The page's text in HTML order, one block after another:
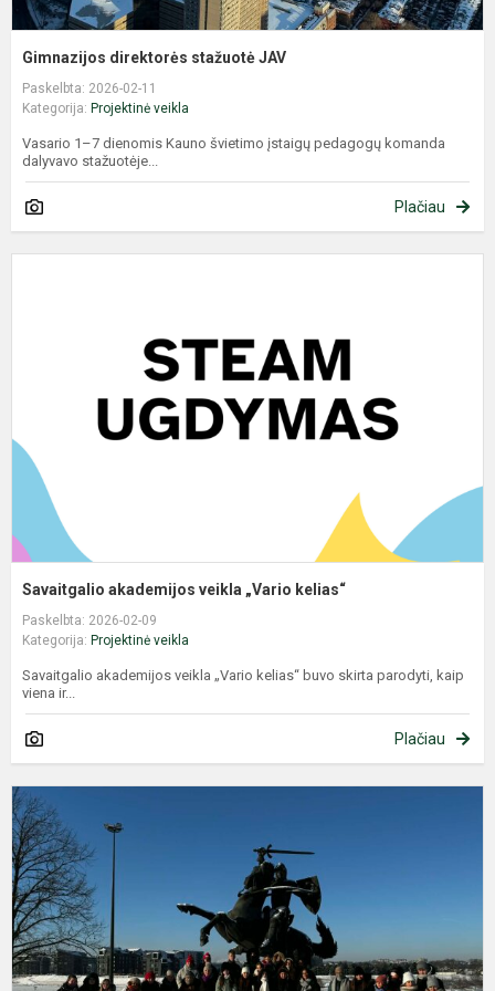
Gimnazijos direktorės stažuotė JAV
Paskelbta: 2026-02-11
Kategorija: Projektinė veikla
Vasario 1–7 dienomis Kauno švietimo įstaigų pedagogų komanda
dalyvavo stažuotėje...
Plačiau
Savaitgalio akademijos veikla „Vario kelias“
Paskelbta: 2026-02-09
Kategorija: Projektinė veikla
Savaitgalio akademijos veikla „Vario kelias“ buvo skirta parodyti, kaip
viena ir...
Plačiau